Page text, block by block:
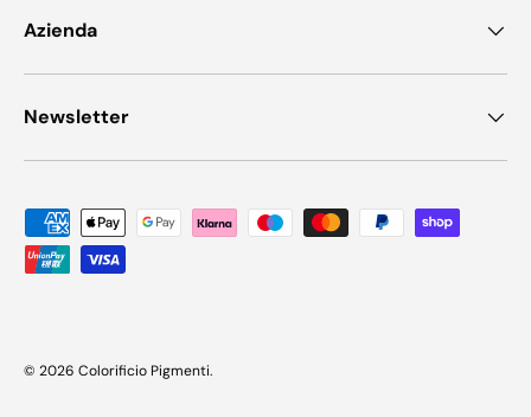
Azienda
Newsletter
Metodi di pagamento accettati
© 2026 Colorificio Pigmenti.